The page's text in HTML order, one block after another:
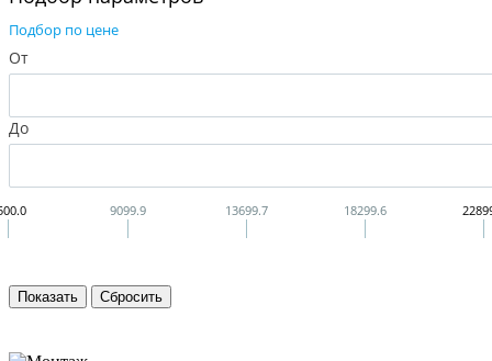
Подбор по цене
От
До
9099.9 13699.7 18299.6